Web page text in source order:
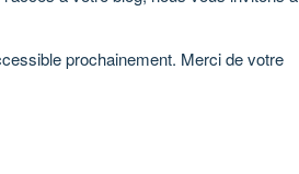
prochainement. Merci de votre